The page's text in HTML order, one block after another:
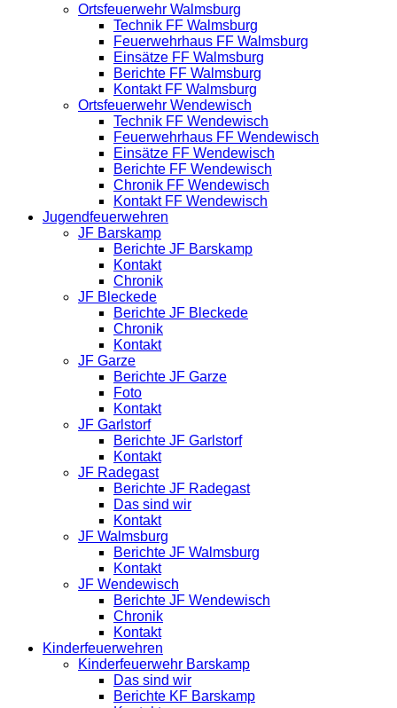
Ortsfeuerwehr Walmsburg
Technik FF Walmsburg
Feuerwehrhaus FF Walmsburg
Einsätze FF Walmsburg
Berichte FF Walmsburg
Kontakt FF Walmsburg
Ortsfeuerwehr Wendewisch
Technik FF Wendewisch
Feuerwehrhaus FF Wendewisch
Einsätze FF Wendewisch
Berichte FF Wendewisch
Chronik FF Wendewisch
Kontakt FF Wendewisch
Jugendfeuerwehren
JF Barskamp
Berichte JF Barskamp
Kontakt
Chronik
JF Bleckede
Berichte JF Bleckede
Chronik
Kontakt
JF Garze
Berichte JF Garze
Foto
Kontakt
JF Garlstorf
Berichte JF Garlstorf
Kontakt
JF Radegast
Berichte JF Radegast
Das sind wir
Kontakt
JF Walmsburg
Berichte JF Walmsburg
Kontakt
JF Wendewisch
Berichte JF Wendewisch
Chronik
Kontakt
Kinderfeuerwehren
Kinderfeuerwehr Barskamp
Das sind wir
Berichte KF Barskamp